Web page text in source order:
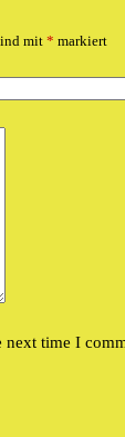
mit* markiert
next time I